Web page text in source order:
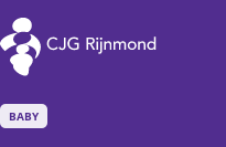
CJG Rijnmond
BABY